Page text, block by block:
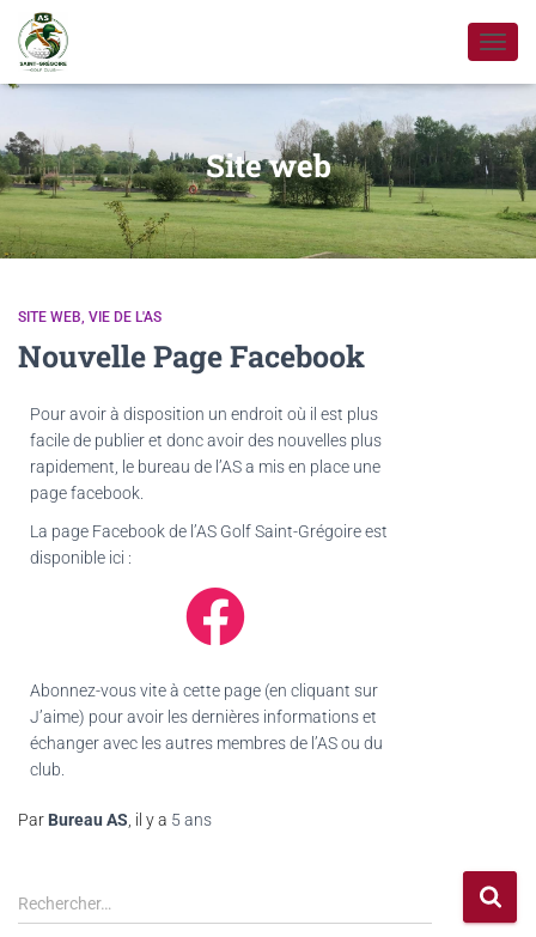
LA
Site web
SITE WEB VIE DE L'AS
Nouvelle Page Facebook
Pour avoir à disposition un endroit où il est plus
facile de publier et donc avoir des nouvelles plus
rapidement, le bureau de l’AS a mis en place une
page facebook.
La page Facebook de l’AS Golf Saint-Grégoire est
disponible ici :
Abonnez-vous vite à cette page (en cliquant sur
J’aime) pour avoir les dernières informations et
échanger avec les autres membres de l’AS ou du
club.
Par Bureau AS , il y a 5 ans
Rechercher…